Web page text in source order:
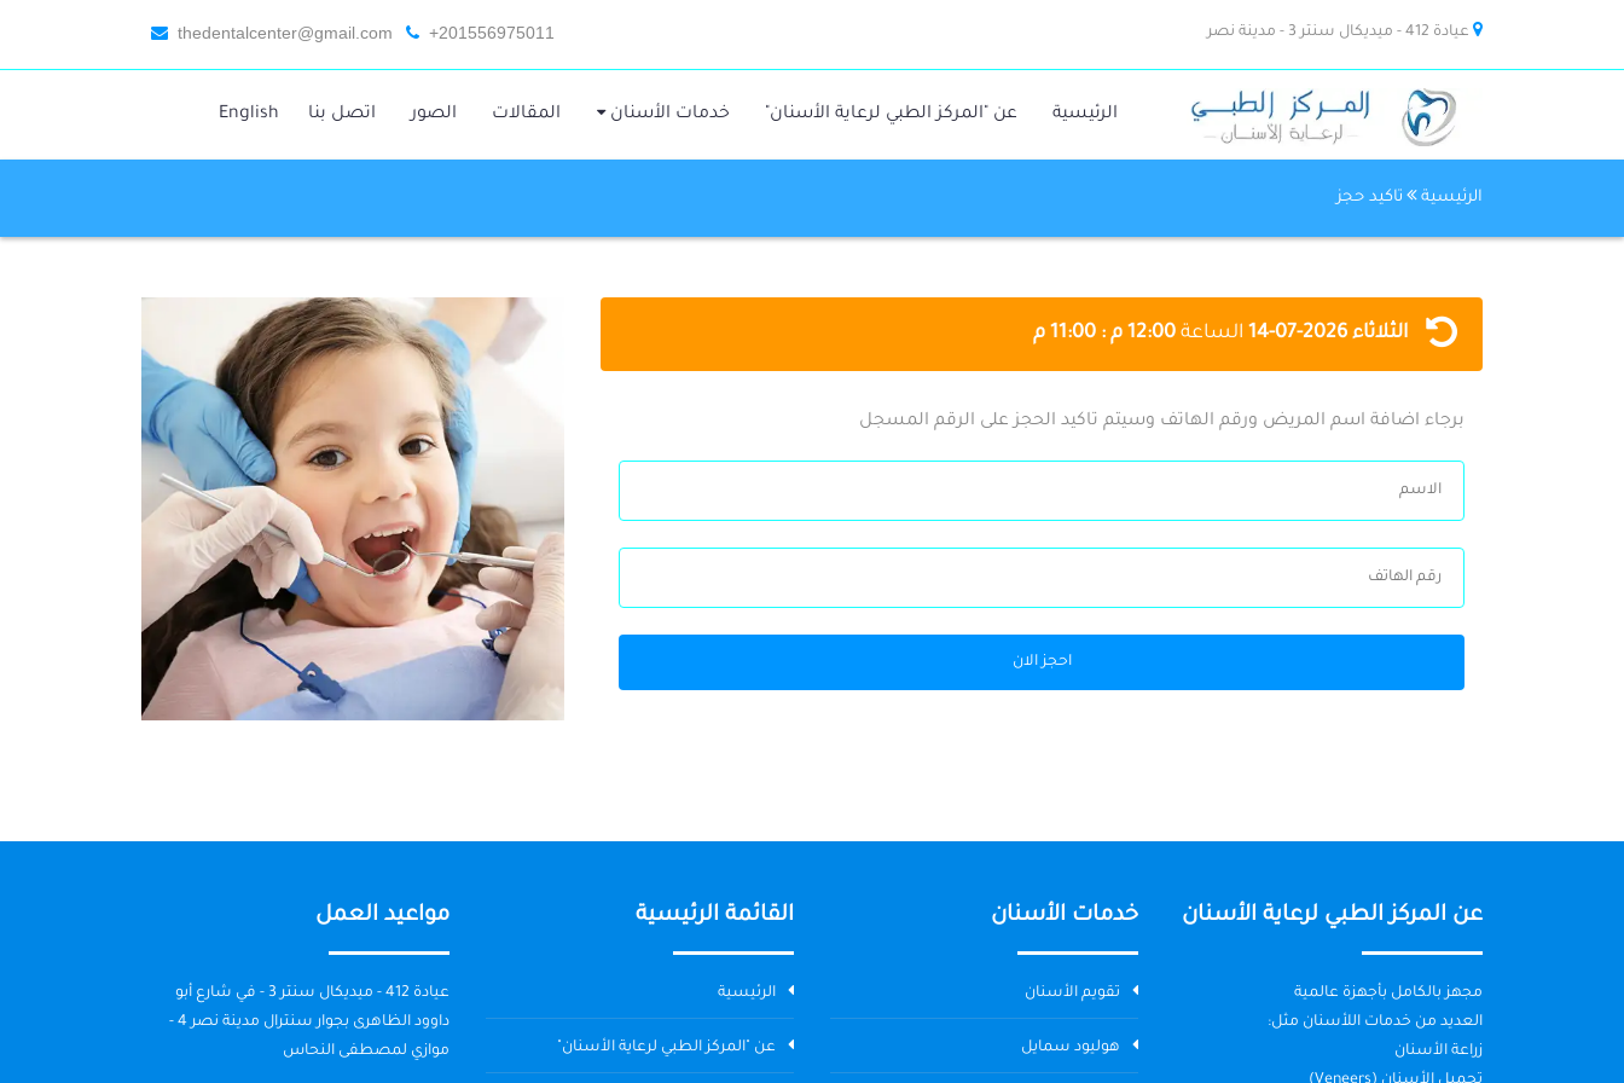
عيادة 412 - ميديكال سنتر 3 - مدينة نصر +201556975011
thedentalcenter@gmail.com
الرئيسية عن "المركز الطبي لرعاية الأسنان" خدمات الأسنان المقالات الصور اتصل بنا English
الرئيسية تاكيد حجز
الثلاثاء 2026-07-14 الساعة 12:00 م : 11:00 م
برجاء اضافة اسم المريض ورقم الهاتف وسيتم تاكيد الحجز على الرقم المسجل
احجز الان
عن المركز الطبي لرعاية الأسنان
مجهز بالكامل بأجهزة عالمية
العديد من خدمات اللأسنان مثل:
زراعة الأسنان
خدمات الأسنان
تقويم الأسنان
هوليود سمايل
القائمة الرئيسية
الرئيسية
عن "المركز الطبي لرعاية الأسنان"
مواعيد العمل
عيادة 412 - ميديكال سنتر 3 - في شارع أبو
داوود الظاهرى بجوار سنترال مدينة نصر 4 -
موازي لمصطفى النحاس